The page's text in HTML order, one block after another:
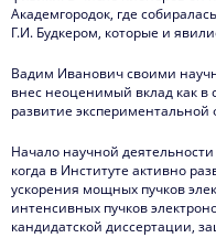
Академгородок, где
Г.И. Будкером, которые и
Вадим Иванович своими
внес неоценимый вклад как в
развитие
Начало научной
когда в Институте активно
ускорения мощных пучков
интенсивных пучков
кандидатской диссертации,